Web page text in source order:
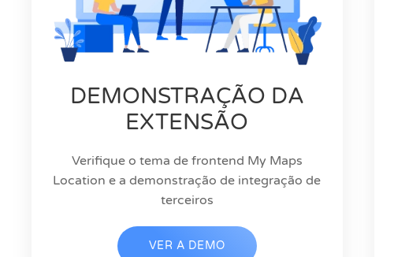
DEMONSTRAÇÃO DA
EXTENSÃO
Verifique o tema de frontend My Maps
Location e a demonstração de integração de
terceiros
VER A DEMO